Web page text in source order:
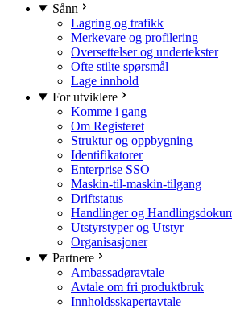
Sånn
Lagring og trafikk
Merkevare og profilering
Oversettelser og undertekster
Ofte stilte spørsmål
Lage innhold
For utviklere
Komme i gang
Om Registeret
Struktur og oppbygning
Identifikatorer
Enterprise SSO
Maskin-til-maskin-tilgang
Driftstatus
Handlinger og
Utstyrstyper og Utstyr
Organisasjoner
Partnere
Ambassadøravtale
Avtale om fri produktbruk
Innholdsskapertavtale